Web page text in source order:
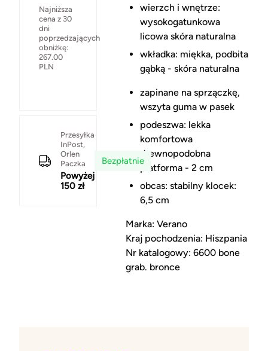
Najniższa
cena z 30
dni
poprzedzających
obniżkę:
267.00
PLN
Przesyłka
InPost,
Orlen
Paczka
Powyżej
150 zł
Bezpłatnie
wierzch i wnętrze:
wysokogatunkowa
licowa skóra naturalna
wkładka: miękka, podbita
gąbką - skóra naturalna
zapinane na sprzączkę,
wszyta guma w pasek
podeszwa: lekka
komfortowa
drewnopodobna
platforma - 2 cm
obcas: stabilny klocek:
6,5 cm
Marka: Verano
Kraj pochodzenia: Hiszpania
Nr katalogowy: 6600 bone
grab. bronce